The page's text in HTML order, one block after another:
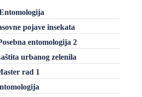
pojave insekata
entomologija 2
urbanog zelenila
rad 1